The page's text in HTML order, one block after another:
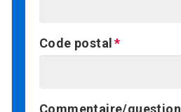
Code postal
Commentaire/question